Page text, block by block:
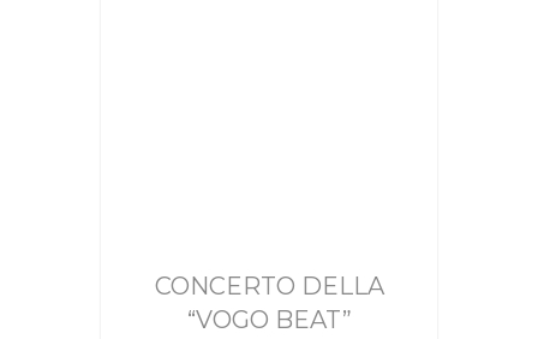
CONCERTO DELLA
“VOGO BEAT”